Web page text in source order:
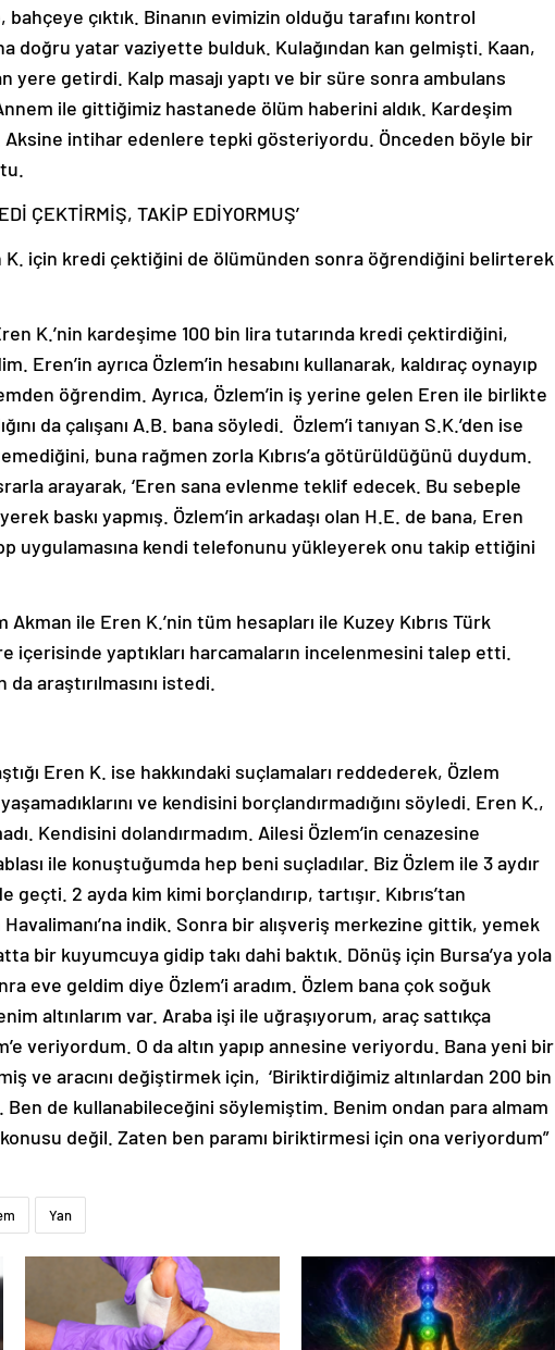
çıktık. Binanın evimizin olduğu tarafını kontrol
doğru yatar vaziyette bulduk. Kulağından kan gelmişti. Kaan,
yere getirdi. Kalp masajı yaptı ve bir süre sonra ambulans
ile gittiğimiz hastanede ölüm haberini aldık. Kardeşim
intihar edenlere tepki gösteriyordu. Önceden böyle bir
ÇEKTİRMİŞ, TAKİP EDİYORMUŞ’
K. için kredi çektiğini de ölümünden sonra öğrendiğini belirterek
K.’nin kardeşime 100 bin lira tutarında kredi çektirdiğini,
Eren’in ayrıca Özlem’in hesabını kullanarak, kaldıraç oynayıp
öğrendim. Ayrıca, Özlem’in iş yerine gelen Eren ile birlikte
da çalışanı A.B. bana söyledi. Özlem’i tanıyan S.K.’den ise
buna rağmen zorla Kıbrıs’a götürüldüğünü duydum.
arayarak, ‘Eren sana evlenme teklif edecek. Bu sebeple
baskı yapmış. Özlem’in arkadaşı olan H.E. de bana, Eren
uygulamasına kendi telefonunu yükleyerek onu takip ettiğini
Akman ile Eren K.’nin tüm hesapları ile Kuzey Kıbrıs Türk
içerisinde yaptıkları harcamaların incelenmesini talep etti.
da araştırılmasını istedi.
Eren K. ise hakkındaki suçlamaları reddederek, Özlem
ve kendisini borçlandırmadığını söyledi. Eren K.,
Kendisini dolandırmadım. Ailesi Özlem’in cenazesine
ile konuştuğumda hep beni suçladılar. Biz Özlem ile 3 aydır
geçti. 2 ayda kim kimi borçlandırıp, tartışır. Kıbrıs’tan
indik. Sonra bir alışveriş merkezine gittik, yemek
bir kuyumcuya gidip takı dahi baktık. Dönüş için Bursa’ya yola
eve geldim diye Özlem’i aradım. Özlem bana çok soğuk
altınlarım var. Araba işi ile uğraşıyorum, araç sattıkça
veriyordum. O da altın yapıp annesine veriyordu. Bana yeni bir
ve aracını değiştirmek için, ‘Biriktirdiğimiz altınlardan 200 bin
Ben de kullanabileceğini söylemiştim. Benim ondan para almam
değil. Zaten ben paramı biriktirmesi için ona veriyordum”
Yan